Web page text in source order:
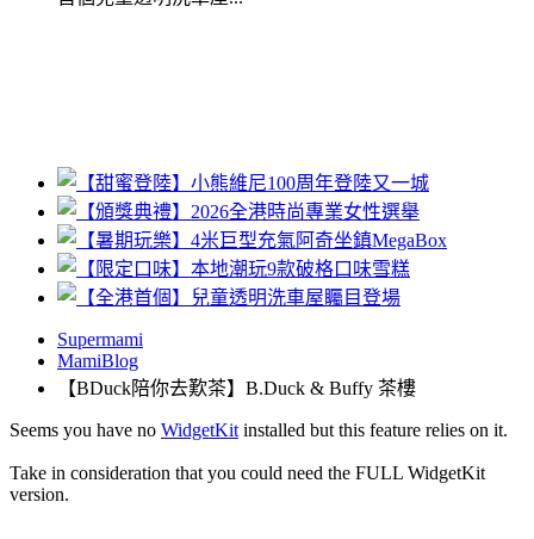
Supermami
MamiBlog
【BDuck陪你去歎茶】B.Duck & Buffy 茶樓
Seems you have no WidgetKit installed but this feature relies on it.
Take in consideration that you could need the FULL WidgetKit
version.